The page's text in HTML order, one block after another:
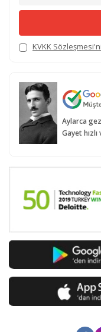
KVKK Sözleşmesi'ni
Aylarca
Gayet